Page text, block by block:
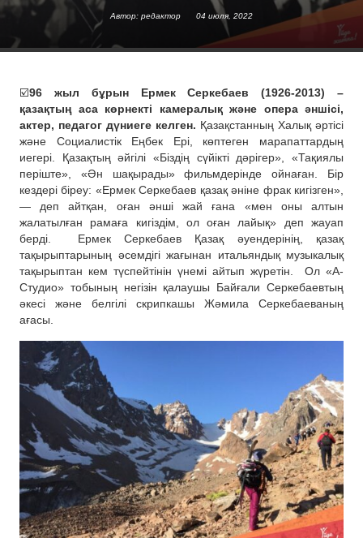
Автор: редактор 04 июля, 2022
☑️96 жыл бұрын Ермек Серкебаев (1926-2013) –
қазақтың аса көрнекті камералық және опера әншісі,
актер, педагог дүниеге келген. Қазақстанның Халық әртісі
және Социалистік Еңбек Ері, көптеген марапаттардың
иегері. Қазақтың әйгілі «Біздің сүйікті дәрігер», «Тақиялы
періште», «Ән шақырады» фильмдерінде ойнаған. Бір
кездері біреу: «Ермек Серкебаев қазақ әніне фрак кигізген»,
— деп айтқан, оған әнші жай ғана «мен оны алтын
жалатылған рамаға кигіздім, ол оған лайық» деп жауап
берді.
Ермек Серкебаев Қазақ әуендерінің, қазақ
тақырыптарының әсемдігі жағынан итальяндық музыкалық
тақырыптан кем түспейтінін үнемі айтып жүретін.
Ол «А-
Студио» тобының негізін қалаушы Байғали Серкебаевтың
әкесі және белгілі скрипкашы Жәмила Серкебаеваның
ағасы.